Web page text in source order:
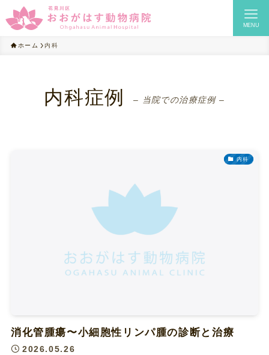
MENU
ホーム 内科
内科症例 – 当院での治療症例 –
内科
消化管腫瘍〜小細胞性リンパ腫の診断と治療
2026.05.26